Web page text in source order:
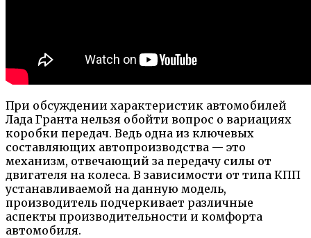
При обсуждении характеристик автомобилей
Лада Гранта нельзя обойти вопрос о вариациях
коробки передач. Ведь одна из ключевых
составляющих автопроизводства — это
механизм, отвечающий за передачу силы от
двигателя на колеса. В зависимости от типа КПП
устанавливаемой на данную модель,
производитель подчеркивает различные
аспекты производительности и комфорта
автомобиля.